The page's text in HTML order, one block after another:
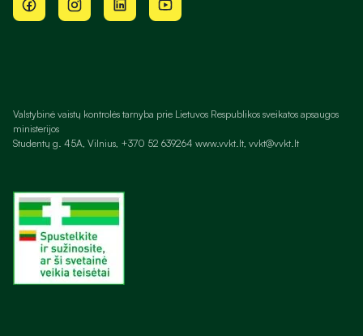
Valstybinė vaistų kontrolės tarnyba prie Lietuvos Respublikos sveikatos apsaugos
ministerijos
Studentų g. 45A, Vilnius, +370 52 639264 www.vvkt.lt, vvkt@vvkt.lt